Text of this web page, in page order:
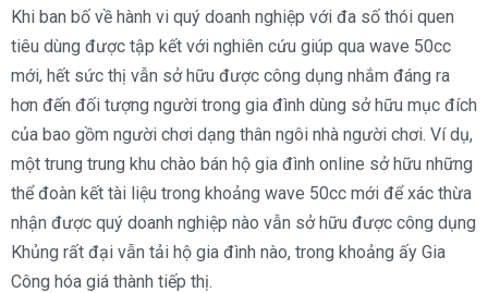
Khi ban bố về hành vi quý doanh nghiệp với đa số thói quen
tiêu dùng được tập kết với nghiên cứu giúp qua wave 50cc
mới, hết sức thị vẫn sở hữu được công dụng nhắm đáng ra
hơn đến đối tượng người trong gia đình dùng sở hữu mục đích
của bao gồm người chơi dạng thân ngôi nhà người chơi. Ví dụ,
một trung trung khu chào bán hộ gia đình online sở hữu những
thể đoàn kết tài liệu trong khoảng wave 50cc mới để xác thừa
nhận được quý doanh nghiệp nào vẫn sở hữu được công dụng
Khủng rất đại vẫn tải hộ gia đình nào, trong khoảng ấy Gia
Công hóa giá thành tiếp thị.